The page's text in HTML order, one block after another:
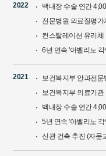
2022
백내장 수술 연간
전문병원 의료질평
컨스탈레이션 유리체
6년 연속 '아벨리노
2021
보건복지부 안과전
보건복지부 의료기관
백내장 수술 연간
5년 연속 '아벨리노
신관 건축 추진 (자문